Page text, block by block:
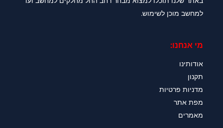
למחשב מוכן לשימוש.
מי אנחנו:
אודותינו
תקנון
מדניות פרטיות
מפת אתר
מאמרים